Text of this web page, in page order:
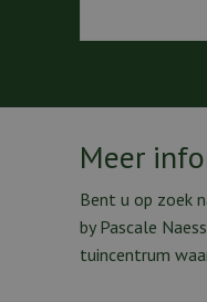
Meer
Bent u op zoek
by Pascale
tuincentrum